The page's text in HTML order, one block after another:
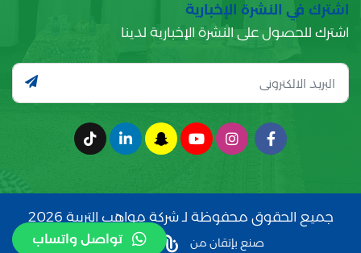
تواصل واتساب
اشترك في النشرة الإخبارية
اشترك للحصول على النشرة الإخبارية لدينا
جميع الحقوق محفوظة لـ شركة مواهب التربية 2026
صنع بإتقان من